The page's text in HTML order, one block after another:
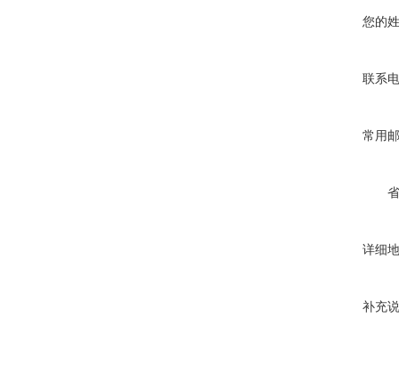
您的
联系
常用
详细
补充